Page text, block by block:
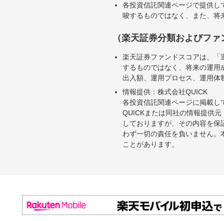
各投資信託関連ページで提供
唆するものではなく、また、
（楽天証券分類およびフ
楽天証券ファンドスコアは、
するものではなく、将来の運
出入額、運用プロセス、運用
情報提供：株式会社QUICK
各投資信託関連ページに掲載
QUICKまたは同社の情報提供
しておりますが、その内容を
わず一切の責任を負いません
ことがあります。